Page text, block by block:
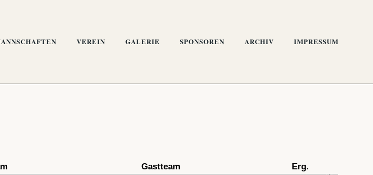
VEREIN GALERIE SPONSOREN ARCHIV IMPRESSUM
Gastteam
Erg.